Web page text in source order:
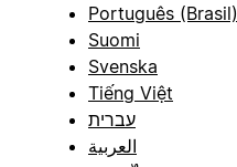
Português (Brasil)
Suomi
Svenska
Tiếng Việt
עברית
العربية